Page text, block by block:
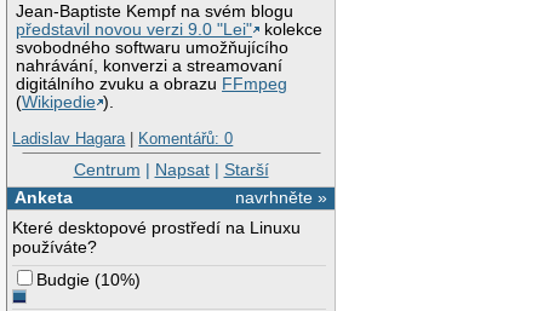
Jean-Baptiste Kempf na svém blogu
představil novou verzi 9.0 "Lei"
kolekce
svobodného softwaru umožňujícího
nahrávání, konverzi a streamovaní
digitálního zvuku a obrazu FFmpeg
(Wikipedie ).
Ladislav Hagara | Komentářů: 0
Centrum | Napsat| Starší
navrhněte »
Anketa
Které desktopové prostředí na Linuxu
používáte?
Budgie (10%)